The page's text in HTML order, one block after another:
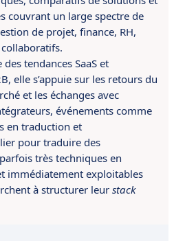
couvrant un large spectre de
de projet, finance, RH,
des tendances SaaS et
elle s’appuie sur les retours du
et les échanges avec
événements comme
en traduction et
pour traduire des
très techniques en
immédiatement exploitables
à structurer leur stack